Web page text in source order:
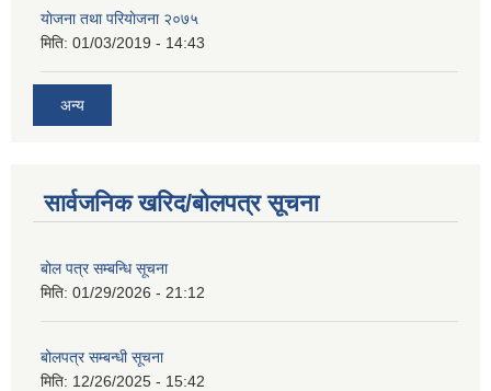
याेजना तथा परियाेजना २०७५
मिति: 01/03/2019 - 14:43
अन्य
सार्वजनिक खरिद/बोलपत्र सूचना
बोल पत्र सम्बन्धि सूचना
मिति: 01/29/2026 - 21:12
बोलपत्र सम्बन्धी सूचना
मिति: 12/26/2025 - 15:42